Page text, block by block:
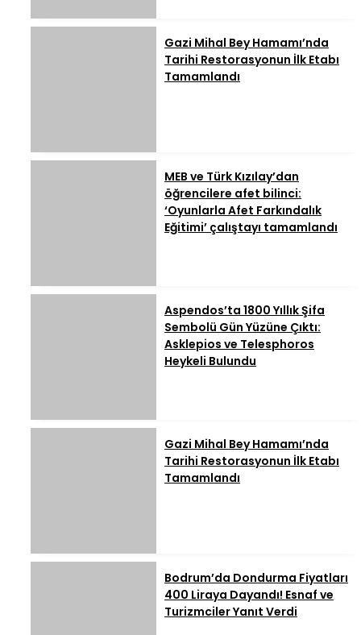
Gazi Mihal Bey Hamamı’nda
Tarihi Restorasyonun İlk Etabı
Tamamlandı
MEB ve Türk Kızılay’dan
öğrencilere afet bilinci:
‘Oyunlarla Afet Farkındalık
Eğitimi’ çalıştayı tamamlandı
Aspendos’ta 1800 Yıllık Şifa
Sembolü Gün Yüzüne Çıktı:
Asklepios ve Telesphoros
Heykeli Bulundu
Gazi Mihal Bey Hamamı’nda
Tarihi Restorasyonun İlk Etabı
Tamamlandı
Bodrum’da Dondurma Fiyatları
400 Liraya Dayandı! Esnaf ve
Turizmciler Yanıt Verdi